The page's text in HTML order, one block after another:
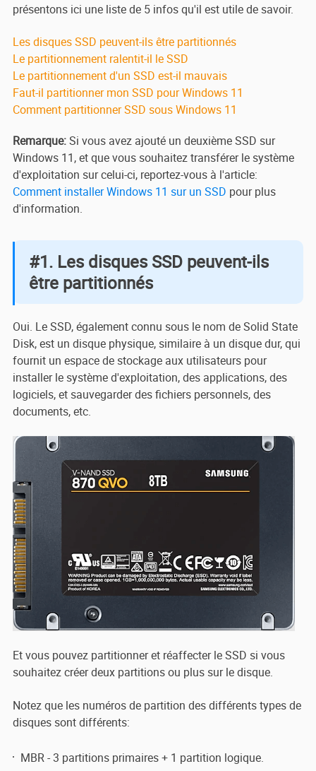
présentons ici une liste de 5 infos qu'il est utile de savoir.
Les disques SSD peuvent-ils être partitionnés
Le partitionnement ralentit-il le SSD
Le partitionnement d'un SSD est-il mauvais
Faut-il partitionner mon SSD pour Windows 11
Comment partitionner SSD sous Windows 11
Remarque:Si vous avez ajouté un deuxième SSD sur
Windows 11, et que vous souhaitez transférer le système
d'exploitation sur celui-ci, reportez-vous à l'article:
Comment installer Windows 11 sur un SSD pour plus
d'information.
#1. Les disques SSD peuvent-ils
être partitionnés
Oui. Le SSD, également connu sous le nom de Solid State
Disk, est un disque physique, similaire à un disque dur, qui
fournit un espace de stockage aux utilisateurs pour
installer le système d'exploitation, des applications, des
logiciels, et sauvegarder des fichiers personnels, des
documents, etc.
Et vous pouvez partitionner et réaffecter le SSD si vous
souhaitez créer deux partitions ou plus sur le disque.
Notez que les numéros de partition des différents types de
disques sont différents:
MBR - 3 partitions primaires + 1 partition logique.